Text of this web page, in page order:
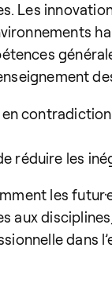
Les
réduire les
les
aux
dans